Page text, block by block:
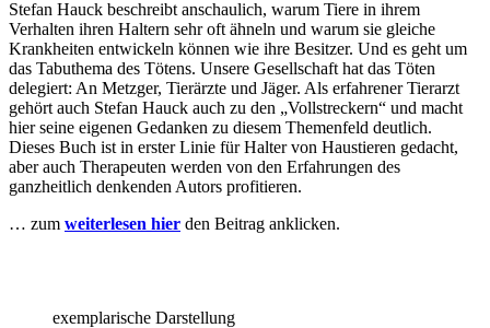
Stefan Hauck beschreibt anschaulich, warum Tiere in ihrem
Verhalten ihren Haltern sehr oft ähneln und warum sie gleiche
Krankheiten entwickeln können wie ihre Besitzer. Und es geht um
das Tabuthema des Tötens. Unsere Gesellschaft hat das Töten
delegiert: An Metzger, Tierärzte und Jäger. Als erfahrener Tierarzt
gehört auch Stefan Hauck auch zu den „Vollstreckern“ und macht
hier seine eigenen Gedanken zu diesem Themenfeld deutlich.
Dieses Buch ist in erster Linie für Halter von Haustieren gedacht,
aber auch Therapeuten werden von den Erfahrungen des
ganzheitlich denkenden Autors profitieren.
… zum weiterlesen hier den Beitrag anklicken.
exemplarische Darstellung